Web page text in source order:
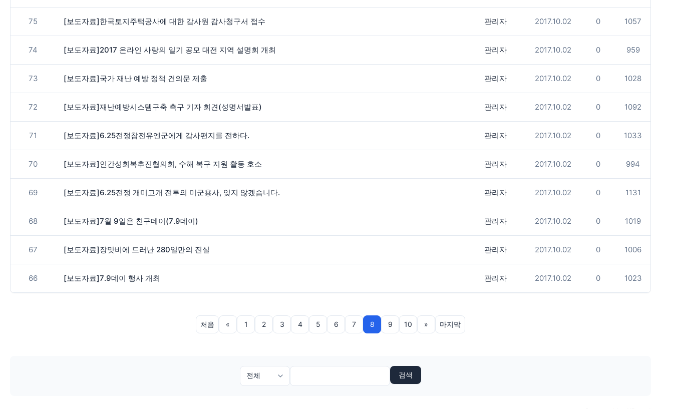
75 [보도자료]한국토지주택공사에 대한 감사원 감사청구서 접수 관리자 2017.10.02 0 1057
74 [보도자료]2017 온라인 사랑의 일기 공모 대전 지역 설명회 개최 관리자 2017.10.02 0 959
73 [보도자료]국가 재난 예방 정책 건의문 제출 관리자 2017.10.02 0 1028
72 [보도자료]재난예방시스템구축 촉구 기자 회견(성명서발표) 관리자 2017.10.02 0 1092
71 [보도자료]6.25전쟁참전유엔군에게 감사편지를 전하다. 관리자 2017.10.02 0 1033
70 [보도자료]인간성회복추진협의회, 수해 복구 지원 활동 호소 관리자 2017.10.02 0 994
69 [보도자료]6.25전쟁 개미고개 전투의 미군용사, 잊지 않겠습니다. 관리자 2017.10.02 0 1131
68 [보도자료]7월 9일은 친구데이(7․9데이) 관리자 2017.10.02 0 1019
67 [보도자료]장맛비에 드러난 280일만의 진실 관리자 2017.10.02 0 1006
66 [보도자료]7․9데이 행사 개최 관리자 2017.10.02 0 1023
처음 « 1 2 3 4 5 6 7 8 9 10 » 마지막
검색